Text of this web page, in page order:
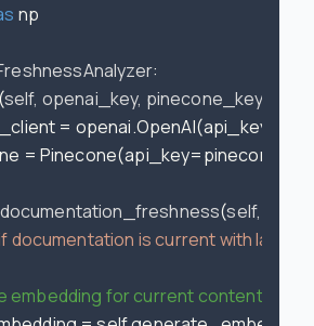
np
:
(self, openai_key, pinecone_key
=
=
(self,
documentation is current with
embedding for current content